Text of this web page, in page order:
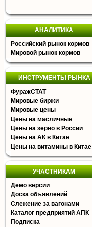
АНАЛИТИКА
Российский рынок кормов
Мировой рынок кормов
ИНСТРУМЕНТЫ РЫНКА
ФуражСТАТ
Мировые биржи
Мировые цены
Цены на масличные
Цены на зерно в России
Цены на АК в Китае
Цены на витамины в Китае
УЧАСТНИКАМ
Демо версии
Доска объявлений
Слежение за вагонами
Каталог предприятий АПК
Подписка